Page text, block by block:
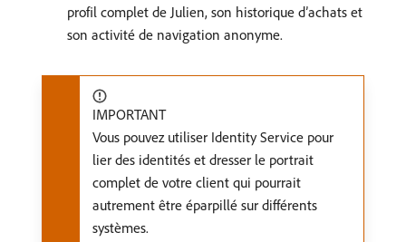
profil complet de Julien, son historique d’achats et
son activité de navigation anonyme.
IMPORTANT
Vous pouvez utiliser Identity Service pour
lier des identités et dresser le portrait
complet de votre client qui pourrait
autrement être éparpillé sur différents
systèmes.